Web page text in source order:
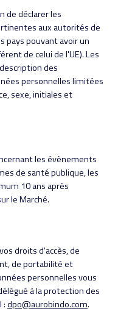
de déclarer les
aux autorités de
pays pouvant avoir un
de celui de l'UE). Les
des
personnelles limitées
sexe, initiales et
les évènements
de santé publique, les
10 ans après
le Marché.
droits d'accès, de
de portabilité et
personnelles vous
à la protection des
:dpo@aurobindo.com.